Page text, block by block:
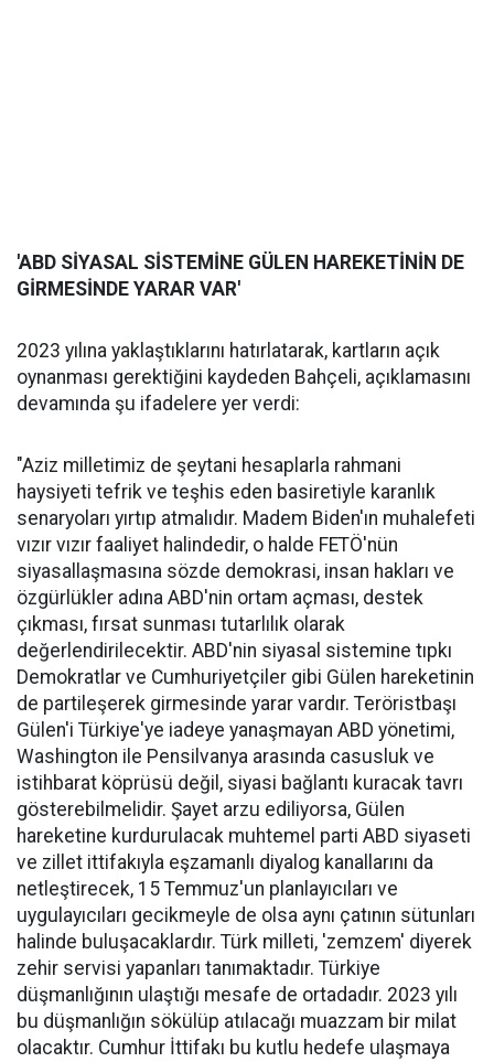
'ABD SİYASAL SİSTEMİNE GÜLEN HAREKETİNİN DE
GİRMESİNDE YARAR VAR'
2023 yılına yaklaştıklarını hatırlatarak, kartların açık
oynanması gerektiğini kaydeden Bahçeli, açıklamasını
devamında şu ifadelere yer verdi:
"Aziz milletimiz de şeytani hesaplarla rahmani
haysiyeti tefrik ve teşhis eden basiretiyle karanlık
senaryoları yırtıp atmalıdır. Madem Biden'ın muhalefeti
vızır vızır faaliyet halindedir, o halde FETÖ'nün
siyasallaşmasına sözde demokrasi, insan hakları ve
özgürlükler adına ABD'nin ortam açması, destek
çıkması, fırsat sunması tutarlılık olarak
değerlendirilecektir. ABD'nin siyasal sistemine tıpkı
Demokratlar ve Cumhuriyetçiler gibi Gülen hareketinin
de partileşerek girmesinde yarar vardır. Teröristbaşı
Gülen'i Türkiye'ye iadeye yanaşmayan ABD yönetimi,
Washington ile Pensilvanya arasında casusluk ve
istihbarat köprüsü değil, siyasi bağlantı kuracak tavrı
gösterebilmelidir. Şayet arzu ediliyorsa, Gülen
hareketine kurdurulacak muhtemel parti ABD siyaseti
ve zillet ittifakıyla eşzamanlı diyalog kanallarını da
netleştirecek, 15 Temmuz'un planlayıcıları ve
uygulayıcıları gecikmeyle de olsa aynı çatının sütunları
halinde buluşacaklardır. Türk milleti, 'zemzem' diyerek
zehir servisi yapanları tanımaktadır. Türkiye
düşmanlığının ulaştığı mesafe de ortadadır. 2023 yılı
bu düşmanlığın sökülüp atılacağı muazzam bir milat
olacaktır. Cumhur İttifakı bu kutlu hedefe ulaşmaya